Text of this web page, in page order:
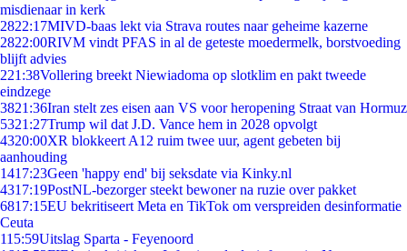
misdienaar in kerk
2822:17MIVD-baas lekt via Strava routes naar geheime kazerne
2822:00RIVM vindt PFAS in al de geteste moedermelk, borstvoeding
blijft advies
221:38Vollering breekt Niewiadoma op slotklim en pakt tweede
eindzege
3821:36Iran stelt zes eisen aan VS voor heropening Straat van Hormuz
5321:27Trump wil dat J.D. Vance hem in 2028 opvolgt
4320:00XR blokkeert A12 ruim twee uur, agent gebeten bij
aanhouding
1417:23Geen 'happy end' bij seksdate via Kinky.nl
4317:19PostNL-bezorger steekt bewoner na ruzie over pakket
6817:15EU bekritiseert Meta en TikTok om verspreiden desinformatie
Ceuta
115:59Uitslag Sparta - Feyenoord